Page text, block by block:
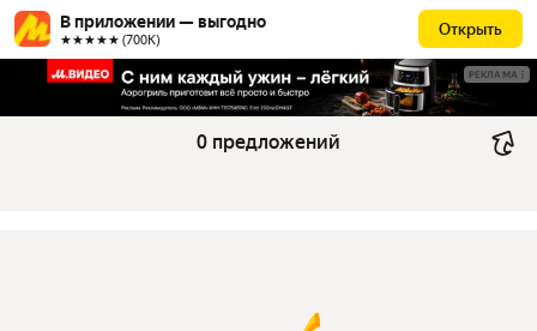
В приложении — выгодно
★★★★★ (700К)
Открыть
РЕКЛАМА
0 предложений